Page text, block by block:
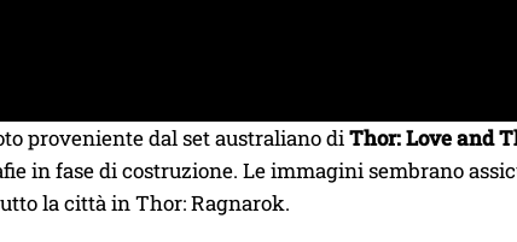
proveniente dal set australiano diThor: Love and
in fase di costruzione. Le immagini sembrano
la città in Thor: Ragnarok.